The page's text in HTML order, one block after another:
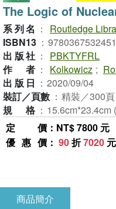
The Logic of
系列名 ：
Routledge
ISBN13 ： 9780367532451
出版社 ：
PBKTYFRL
作者 ： Kolkowicz ;
出版日 ： 2020/09/04
裝訂／頁數 ： 精裝／300頁
規格 ： 15.6cm*23.4cm
定價 ：NT$ 7800 元
優惠價 ： 90折7020 元
商品簡介